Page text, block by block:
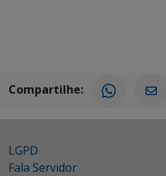
Compartilhe:
LGPD
Fala Servidor